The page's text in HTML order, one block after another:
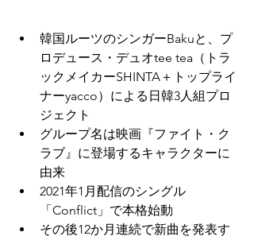
韓国ルーツのシンガーBakuと、プ
ロデュース・デュオtee tea（トラ
ックメイカーSHINTA＋トップライ
ナーyacco）による日韓3人組プロ
ジェクト
グループ名は映画『ファイト・ク
ラブ』に登場するキャラクターに
由来
2021年1月配信のシングル
「Conflict」で本格始動
その後12か月連続で新曲を発表す